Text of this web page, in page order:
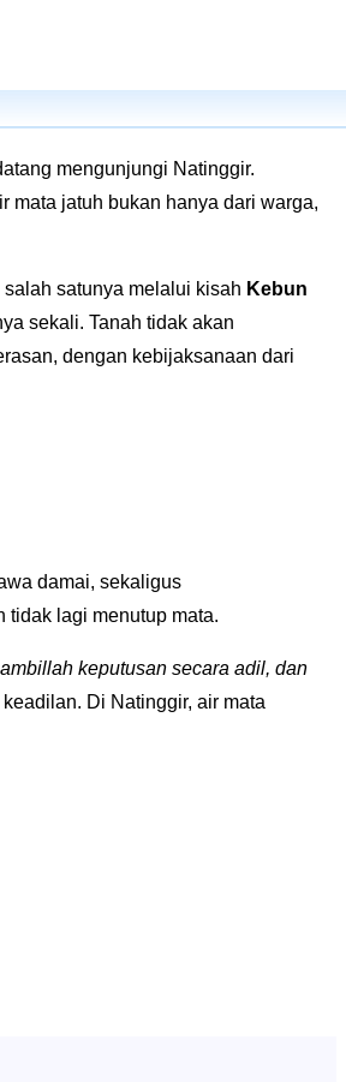
mengunjungi Natinggir.
mata jatuh bukan hanya dari warga,
satunya melalui kisah Kebun
sekali. Tanah tidak akan
dengan kebijaksanaan dari
damai, sekaligus
tidak lagi menutup mata.
keputusan secara adil, dan
Di Natinggir, air mata